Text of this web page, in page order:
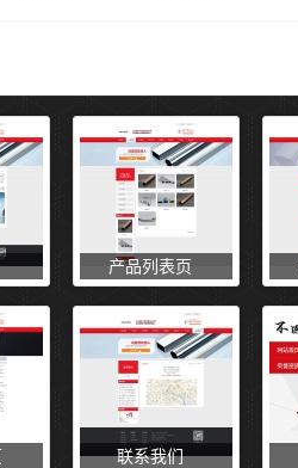
产品列表页
联系我们